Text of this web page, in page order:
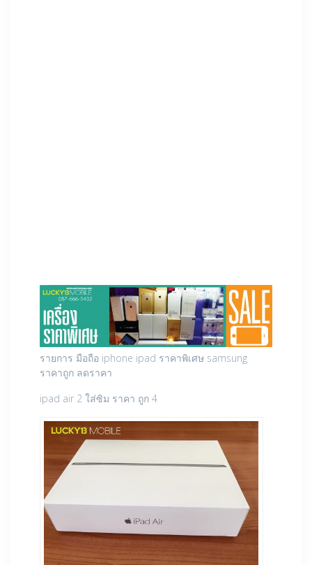
รายการ มือถือ iphone ipad ราคาพิเศษ samsung
ราคาถูก ลดราคา
ipad air 2 ใส่ซิม ราคา ถูก 4